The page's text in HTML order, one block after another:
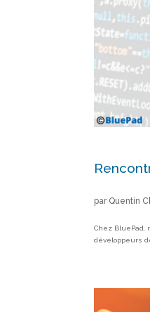
par Quentin
Chez
développeurs